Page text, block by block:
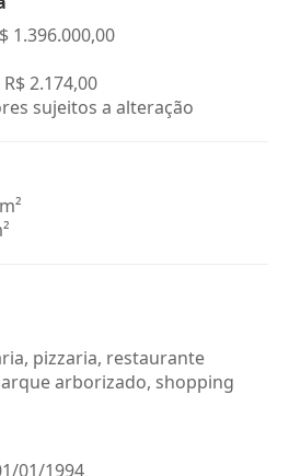
1.396.000,00
R$ 2.174,00
sujeitos a alteração
pizzaria, restaurante
arborizado, shopping
01/1994